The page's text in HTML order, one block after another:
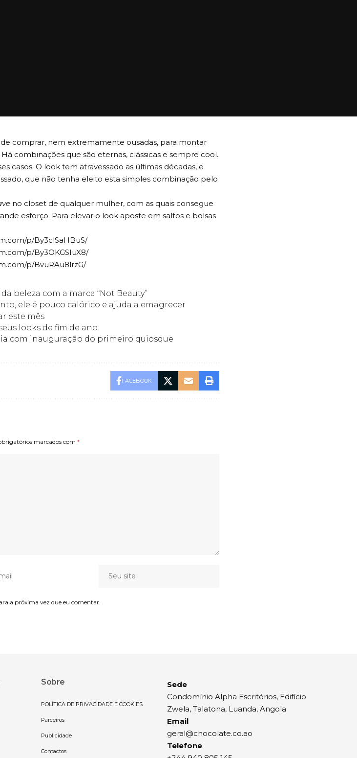
comprar, nem extremamente ousadas, para montar
combinações que são eternas, clássicas e sempre cool.
casos. O look tem atravessado as últimas décadas, e
que não tenha eleito esta simples combinação pelo
no closet de qualquer mulher, com as quais consegue
esforço. Para elevar o look aposte em saltos e bolsas
p/By3clSaHBuS/
p/By3OKGSIuX8/
p/BvuRAu8lrzG/
beleza com a marca “Not Beauty”
ele é pouco calórico e ajuda a emagrecer
este mês
looks de fim de ano
com inauguração do primeiro quiosque
FACEBOOK
marcados com *
a próxima vez que eu comentar.
Sobre
POLÍTICA DE PRIVACIDADE E COOKIES
Parceiros
Publicidade
Contactos
Sede
Condomínio Alpha Escritórios, Edifício
Zwela, Talatona, Luanda, Angola
Email
geral@chocolate.co.ao
Telefone